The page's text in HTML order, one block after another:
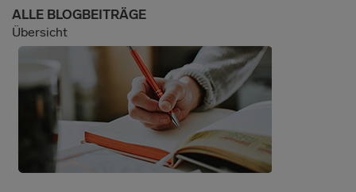
ALLE BLOGBEITRÄGE
Übersicht